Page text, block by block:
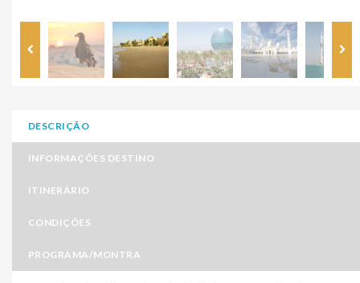
DESCRIÇÃO
INFORMAÇÕES DESTINO
ITINERÁRIO
CONDIÇÕES
PROGRAMA/MONTRA